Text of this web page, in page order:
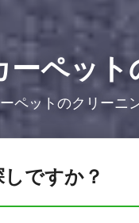
ーペッ
ペットのクリーニ
ですか？